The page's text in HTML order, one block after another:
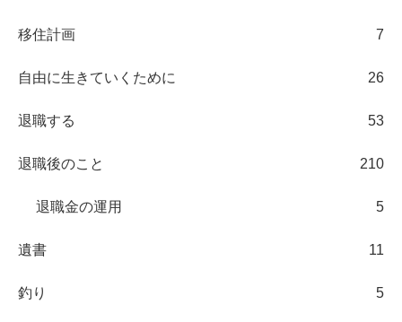
移住計画 7
自由に生きていくために 26
退職する 53
退職後のこと 210
退職金の運用 5
遺書 11
釣り 5